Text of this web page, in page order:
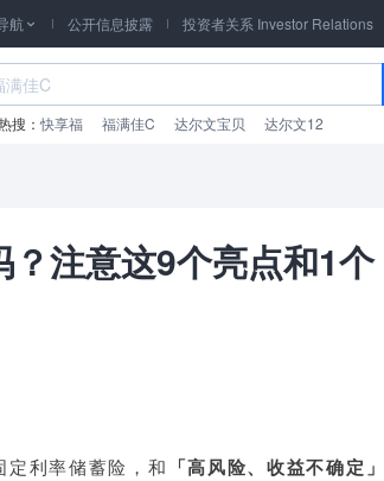
航  公开信息披露 投资者关系 Investor Relations
搜：快享福 福满佳C 达尔文宝贝 达尔文12
注意这9个亮点和1个
定利率储蓄险，和 「高风险、收益不确定」